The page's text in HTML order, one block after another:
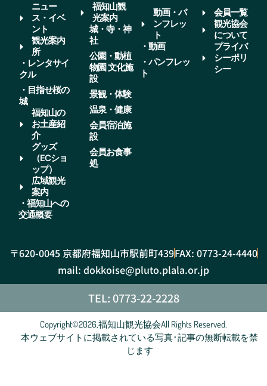
ニュー
ス・イベ
ント
観光案内
所
・レンタサイ
クル
・目指せ桜の
城
福知山の
お土産紹
介
グッズ
（ECショ
ップ）
広域観光
案内
・福知山への
交通概要
福知山観
光案内
城・寺・神
社
公園・動植
物園 文化施
設
景観・体験
温泉・健康
会員宿泊施
設
会員お食事
処
動画・パ
ンフレッ
ト
・動画
・パンフレッ
ト
会員一覧
観光協会
について
プライバ
シーポリ
シー
〒620-0045 京都府福知山市駅前町439FAX: 0773-24-4440
mail: dokkoise@pluto.plala.or.jp
TEL: 0773-22-2228
Copyright©2026,福知山観光協会All Rights Reserved.
本ウェブサイトに掲載されている写真･記事の無断転載を禁
じます